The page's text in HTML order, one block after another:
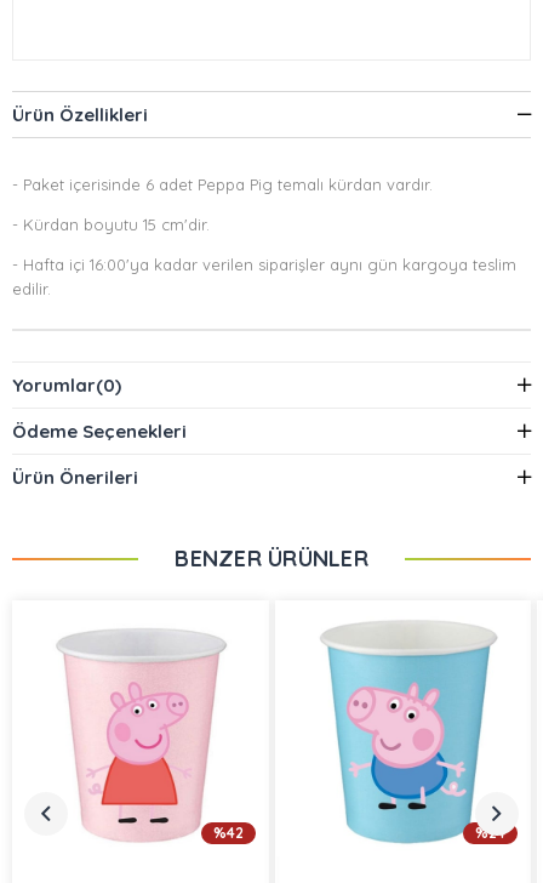
Ürün Özellikleri
- Paket içerisinde 6 adet Peppa Pig temalı kürdan vardır.
- Kürdan boyutu 15 cm'dir.
- Hafta içi 16:00'ya kadar verilen siparişler aynı gün kargoya teslim
edilir.
Yorumlar(0)
Ödeme Seçenekleri
Ürün Önerileri
BENZER ÜRÜNLER
%42 %24